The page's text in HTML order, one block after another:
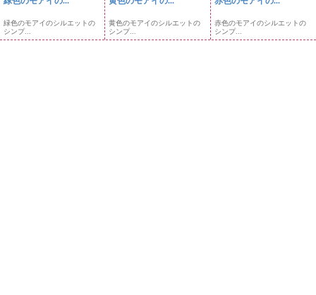
緑色のモアイのシルエットの
シンプ...
黄色のモアイのシルエットの
シンプ...
赤色のモアイのシルエットの
シンプ...